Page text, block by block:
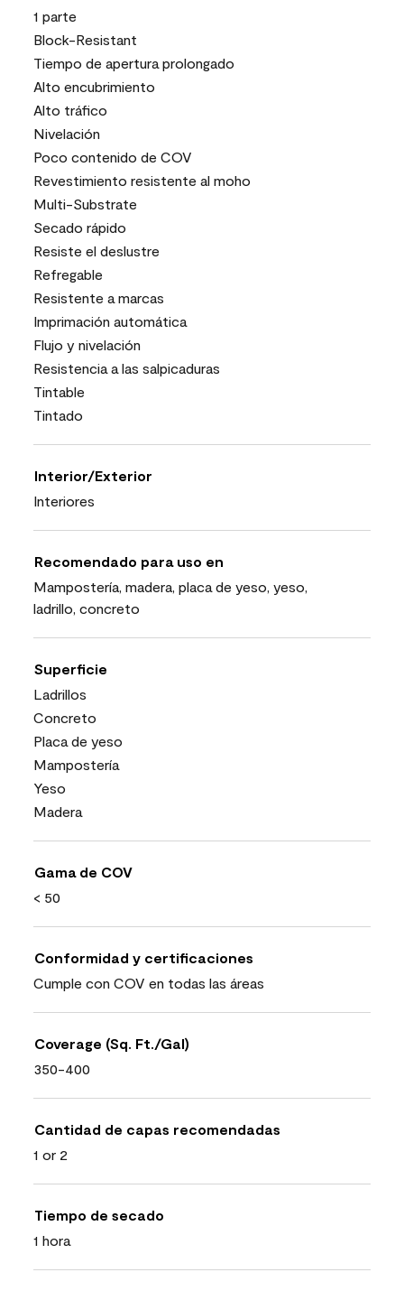
1 parte
Block-Resistant
Tiempo de apertura prolongado
Alto encubrimiento
Alto tráfico
Nivelación
Poco contenido de COV
Revestimiento resistente al moho
Multi-Substrate
Secado rápido
Resiste el deslustre
Refregable
Resistente a marcas
Imprimación automática
Flujo y nivelación
Resistencia a las salpicaduras
Tintable
Tintado
Interior/Exterior
Interiores
Recomendado para uso en
Mampostería, madera, placa de yeso, yeso,
ladrillo, concreto
Superficie
Ladrillos
Concreto
Placa de yeso
Mampostería
Yeso
Madera
Gama de COV
< 50
Conformidad y certificaciones
Cumple con COV en todas las áreas
Coverage (Sq. Ft./Gal)
350-400
Cantidad de capas recomendadas
1 or 2
Tiempo de secado
1 hora